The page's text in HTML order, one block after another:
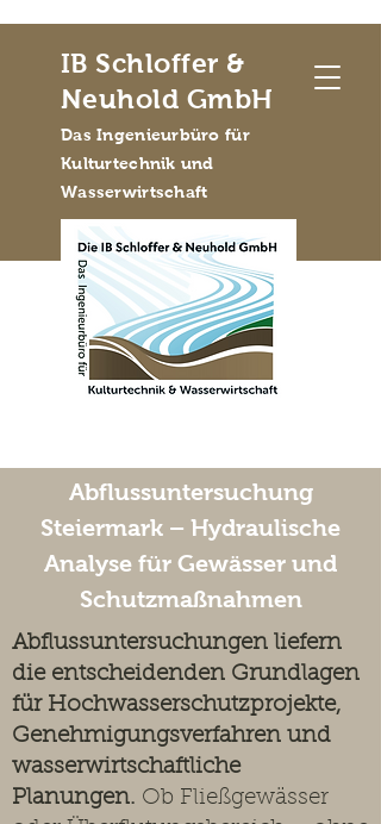
IB Schloffer &
Neuhold GmbH
Das Ingenieurbüro für
Kulturtechnik und
Wasserwirtschaft
Abflussuntersuchung
Steiermark – Hydraulische
Analyse für Gewässer und
Schutzmaßnahmen
Abflussuntersuchungen liefern
die entscheidenden Grundlagen
für Hochwasserschutzprojekte,
Genehmigungsverfahren und
wasserwirtschaftliche
Planungen. Ob Fließgewässer